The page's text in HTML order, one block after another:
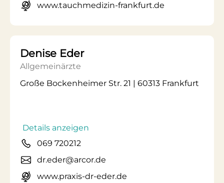
www.tauchmedizin-frankfurt.de
Denise Eder
Allgemeinärzte
Große Bockenheimer Str. 21 | 60313 Frankfurt
Details anzeigen
069 720212
dr.eder@arcor.de
www.praxis-dr-eder.de